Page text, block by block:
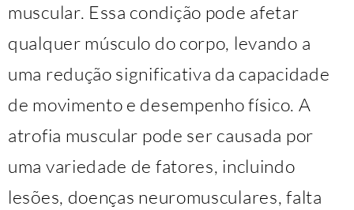
muscular. Essa condição pode afetar
qualquer músculo do corpo, levando a
uma redução significativa da capacidade
de movimento e desempenho físico. A
atrofia muscular pode ser causada por
uma variedade de fatores, incluindo
lesões, doenças neuromusculares, falta